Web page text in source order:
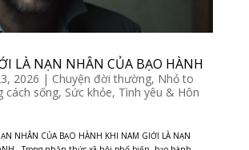
LÀ NẠN NHÂN CỦA BẠO HÀNH
2026 | Chuyện đời thường, Nhỏ to
cách sống, Sức khỏe, Tình yêu & Hôn
NHÂN CỦA BẠO HÀNH KHI NAM GIỚI LÀ NẠN